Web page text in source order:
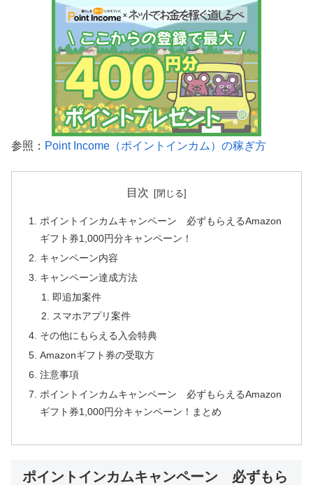
参照： Point Income（ポイントインカム）の稼ぎ方
目次
ポイントインカムキャンペーン 必ずもらえるAmazon
ギフト券1,000円分キャンペーン！
キャンペーン内容
キャンペーン達成方法
即追加案件
スマホアプリ案件
その他にもらえる入会特典
Amazonギフト券の受取方
注意事項
ポイントインカムキャンペーン 必ずもらえるAmazon
ギフト券1,000円分キャンペーン！まとめ
ポイントインカムキャンペーン 必ずもら